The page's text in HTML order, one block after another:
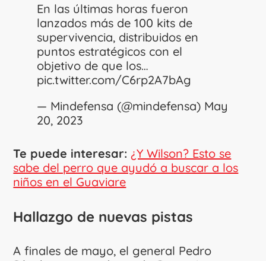
En las últimas horas fueron
lanzados más de 100 kits de
supervivencia, distribuidos en
puntos estratégicos con el
objetivo de que los…
pic.twitter.com/C6rp2A7bAg
— Mindefensa (@mindefensa) May
20, 2023
Te puede interesar: ¿Y Wilson? Esto se
sabe del perro que ayudó a buscar a los
niños en el Guaviare
Hallazgo de nuevas pistas
A finales de mayo, el general Pedro